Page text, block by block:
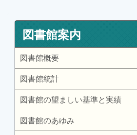
図書館案内
図書館概要
図書館統計
図書館の望ましい基準と実績
図書館のあゆみ